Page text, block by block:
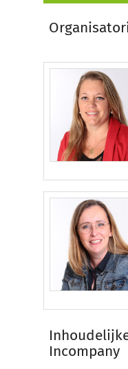
Incompany